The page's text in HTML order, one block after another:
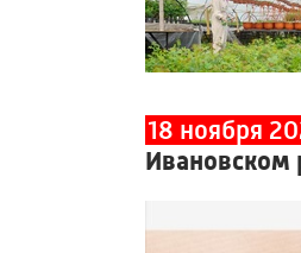
18 ноября
Ивановском